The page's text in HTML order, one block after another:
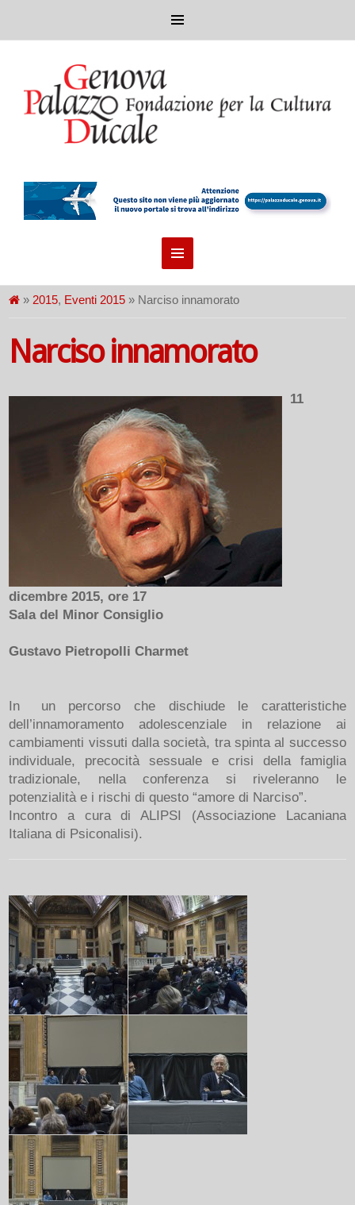
» 2015, Eventi 2015 » Narciso innamorato
Narciso innamorato
11
dicembre 2015, ore 17
Sala del Minor Consiglio
Gustavo Pietropolli Charmet
In un percorso che dischiude le caratteristiche
dell’innamoramento adolescenziale in relazione ai
cambiamenti vissuti dalla società, tra spinta al successo
individuale, precocità sessuale e crisi della famiglia
tradizionale, nella conferenza si riveleranno le
potenzialità e i rischi di questo “amore di Narciso”.
Incontro a cura di ALIPSI (Associazione Lacaniana
Italiana di Psiconalisi).